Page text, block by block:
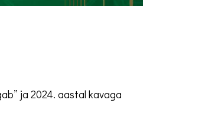
ja 2024. aastal kavaga